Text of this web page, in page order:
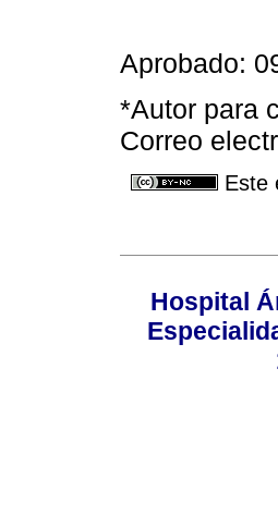
Aprobado:
*Autor para
Correo
Este
Hospital